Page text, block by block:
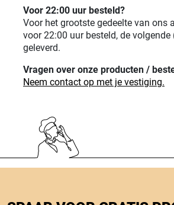
Voor 22:00 uur besteld?
Voor het grootste gedeelte van ons
voor 22:00 uur besteld, de volgende
geleverd.
Vragen over onze producten /
Neem contact op met je vestiging.